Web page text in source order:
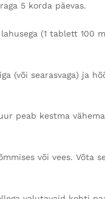
5 korda päevas.
(1 tablett 100
(või searasvaga) ja
peab kestma
või vees. Võta